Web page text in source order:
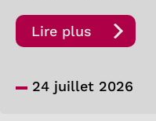
Lire plus
24 juillet 2026